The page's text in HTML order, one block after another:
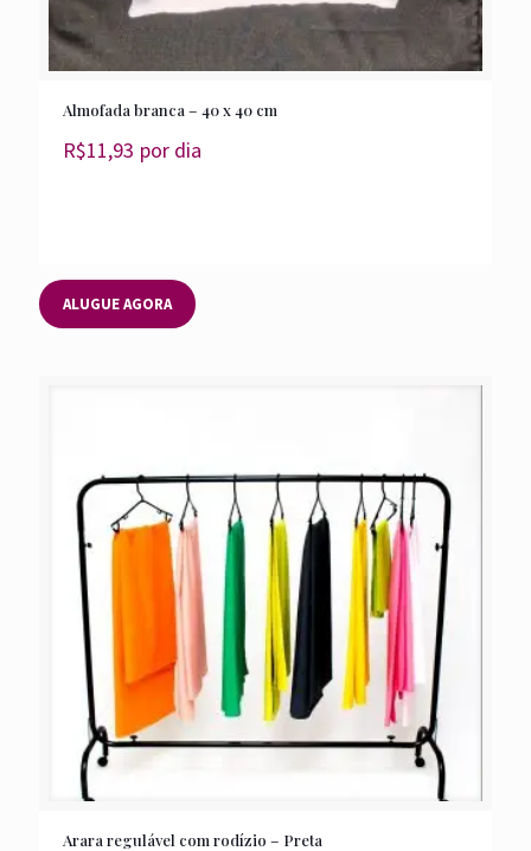
Almofada branca – 40 x 40 cm
R$11,93 por dia
ALUGUE AGORA
Arara regulável com rodízio – Preta